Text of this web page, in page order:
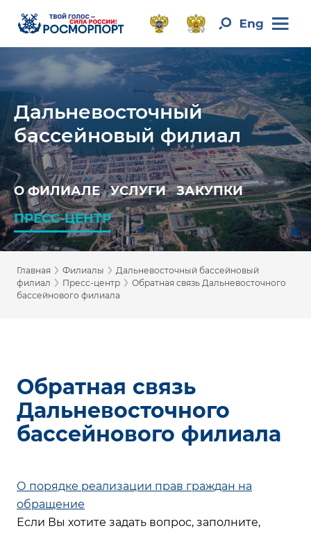
Дальневосточный
бассейновый филиал
О ФИЛИАЛЕ УСЛУГИ
ЗАКУПКИ
ПРЕСС-ЦЕНТР
Главная › Филиалы › Дальневосточный бассейновый
филиал › Пресс-центр › Обратная связь Дальневосточного
бассейнового филиала
Обратная связь
Дальневосточного
бассейнового филиала
О порядке реализации прав граждан на
обращение
Если Вы хотите задать вопрос, заполните,